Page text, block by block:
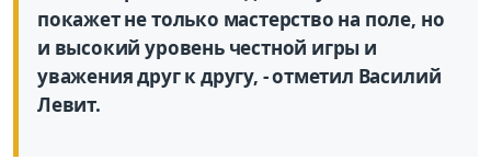
покажет не только мастерство на поле, но
и высокий уровень честной игры и
уважения друг к другу, - отметил Василий
Левит.